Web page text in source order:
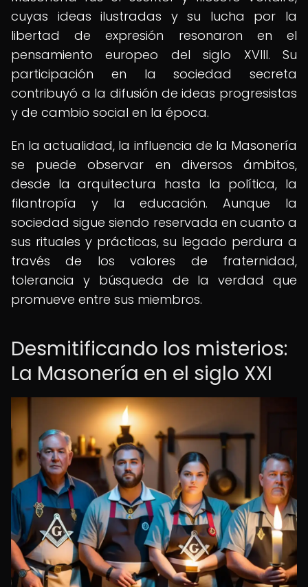
cuyas ideas ilustradas y su lucha por la
libertad de expresión resonaron en el
pensamiento europeo del siglo XVIII. Su
participación en la sociedad secreta
contribuyó a la difusión de ideas progresistas
y de cambio social en la época.
En la actualidad, la influencia de la Masonería
se puede observar en diversos ámbitos,
desde la arquitectura hasta la política, la
filantropía y la educación. Aunque la
sociedad sigue siendo reservada en cuanto a
sus rituales y prácticas, su legado perdura a
través de los valores de fraternidad,
tolerancia y búsqueda de la verdad que
promueve entre sus miembros.
Desmitificando los misterios:
La Masonería en el siglo XXI